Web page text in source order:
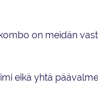
on meidän
eikä yhtä